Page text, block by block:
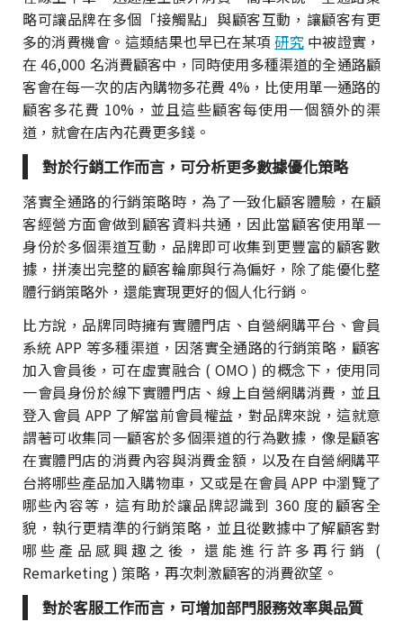
略可讓品牌在多個「接觸點」與顧客互動，讓顧客有更
多的消費機會。這類結果也早已在某項研究中被證實，
在 46,000 名消費顧客中，同時使用多種渠道的全通路顧
客會在每一次的店內購物多花費 4%，比使用單一通路的
顧客多花費 10%，並且這些顧客每使用一個額外的渠
道，就會在店內花費更多錢。
對於行銷工作而言，可分析更多數據優化策略
落實全通路的行銷策略時，為了一致化顧客體驗，在顧
客經營方面會做到顧客資料共通，因此當顧客使用單一
身份於多個渠道互動，品牌即可收集到更豐富的顧客數
據，拼湊出完整的顧客輪廓與行為偏好，除了能優化整
體行銷策略外，還能實現更好的個人化行銷。
比方說，品牌同時擁有實體門店、自營網購平台、會員
系統 APP 等多種渠道，因落實全通路的行銷策略，顧客
加入會員後，可在虛實融合 ( OMO ) 的概念下，使用同
一會員身份於線下實體門店、線上自營網購消費，並且
登入會員 APP 了解當前會員權益，對品牌來說，這就意
謂著可收集同一顧客於多個渠道的行為數據，像是顧客
在實體門店的消費內容與消費金額，以及在自營網購平
台將哪些產品加入購物車，又或是在會員 APP 中瀏覽了
哪些內容等，這有助於讓品牌認識到 360 度的顧客全
貌，執行更精準的行銷策略，並且從數據中了解顧客對
哪些產品感興趣之後，還能進行許多再行銷 (
Remarketing ) 策略，再次刺激顧客的消費欲望。
對於客服工作而言，可增加部門服務效率與品質